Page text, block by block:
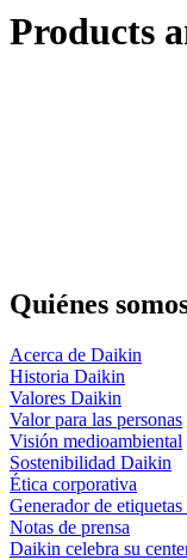
Products
Quiénes
Acerca de Daikin
Historia Daikin
Valores Daikin
Valor para las personas
Visión medioambiental
Sostenibilidad Daikin
Ética corporativa
Generador de etiquetas
Notas de prensa
Daikin celebra su